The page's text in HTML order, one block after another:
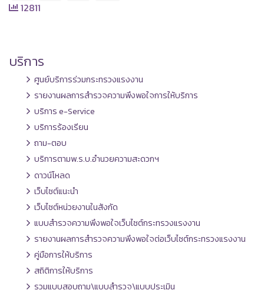
12811
บริการ
ศูนย์บริการร่วมกระทรวงแรงงาน
รายงานผลการสำรวจความพึงพอใจการให้บริการ
บริการ e-Service
บริการร้องเรียน
ถาม-ตอบ
บริการตามพ.ร.บ.อำนวยความสะดวกฯ
ดาวน์โหลด
เว็บไซต์แนะนำ
เว็บไซต์หน่วยงานในสังกัด
แบบสำรวจความพึงพอใจเว็บไซต์กระทรวงแรงงาน
รายงานผลการสำรวจความพึงพอใจต่อเว็บไซต์กระทรวงแรงงาน
คู่มือการให้บริการ
สถิติการให้บริการ
รวมแบบสอบถาม\แบบสำรวจ\แบบประเมิน